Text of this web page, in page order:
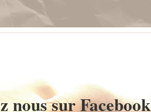
nous sur Facebook